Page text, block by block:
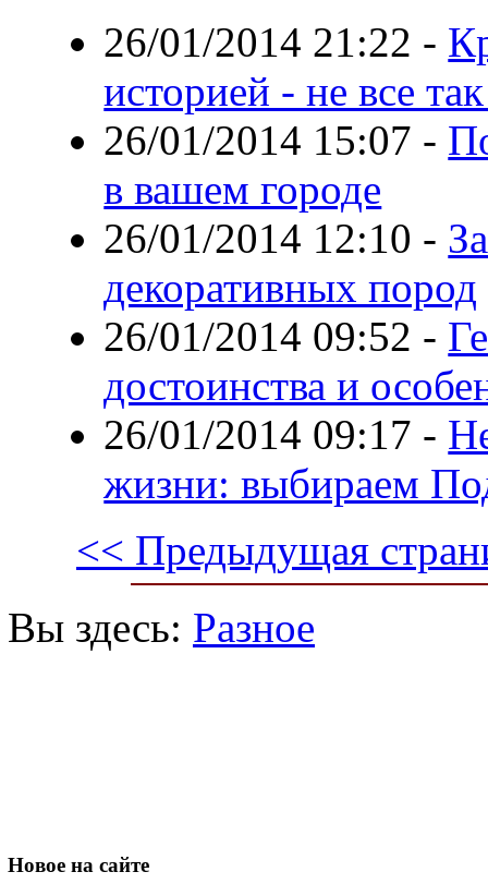
26/01/2014 21:22 -
историей - не все
26/01/2014 15:07 -
в вашем городе
26/01/2014 12:10 -
декоративных пород
26/01/2014 09:52 -
достоинства и
26/01/2014 09:17 -
жизни: выбираем
<< Предыдущая
Вы здесь: Разное
Новое на сайте